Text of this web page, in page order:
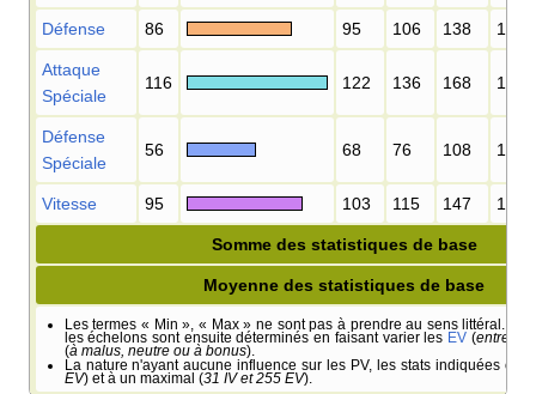
Défense 86 95 106 138 151
Attaque
Spéciale
116 122 136 168 184
Défense
Spéciale
56 68 76 108 118
Vitesse 95 103 115 147 161
Somme des statistiques de base
Moyenne des statistiques de base
Les termes « Min », « Max » ne sont pas à prendre au sens littéral. Il
les échelons sont ensuite déterminés en faisant varier les EV(entre 0
(à malus, neutre ou à bonus).
La nature n'ayant aucune influence sur les PV, les stats indiquées
EV) et à un maximal (31 IV et 255 EV).